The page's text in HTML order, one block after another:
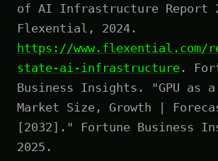
of AI Infrastructure Report
Flexential, 2024.
https://www.flexential.com/
state-ai-infrastructure .
Business Insights. "GPU as
Market Size, Growth |
[2032]." Fortune Business
2025.